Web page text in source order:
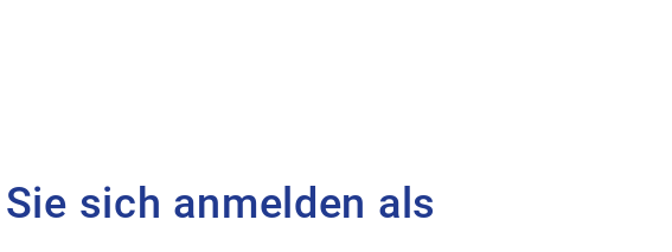
sich anmelden als